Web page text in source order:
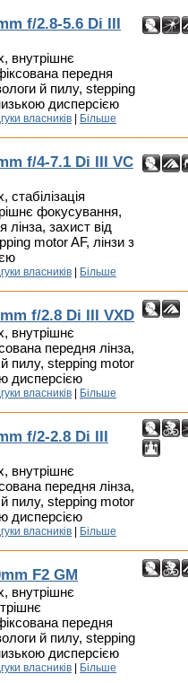
f/2.8-5.6 Di III
внутрішнє
передня
й пилу, stepping
дисперсією
власників
Більше
f/4-7.1 Di III VC
стабілізація
фокусування,
лінза, захист від
motor AF, лінзи з
власників
Більше
f/2.8 Di III VXD
внутрішнє
передня лінза,
й пилу, stepping motor
дисперсією
власників
Більше
f/2-2.8 Di III
внутрішнє
передня лінза,
й пилу, stepping motor
дисперсією
власників
Більше
F2 GM
внутрішнє
передня
й пилу, stepping
дисперсією
власників
Більше